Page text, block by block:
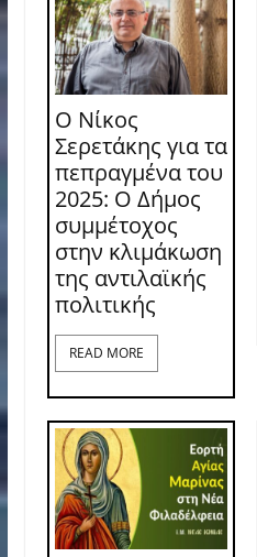
Ο Νίκος
Σερετάκης για τα
πεπραγμένα του
2025: Ο Δήμος
συμμέτοχος
στην κλιμάκωση
της αντιλαϊκής
πολιτικής
READ MORE